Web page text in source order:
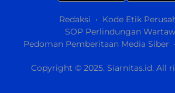
Redaksi
Kode Etik
SOP Perlindungan
Pedoman Pemberitaan Media Siber
Copyright © 2025. Siarnitas.id. All